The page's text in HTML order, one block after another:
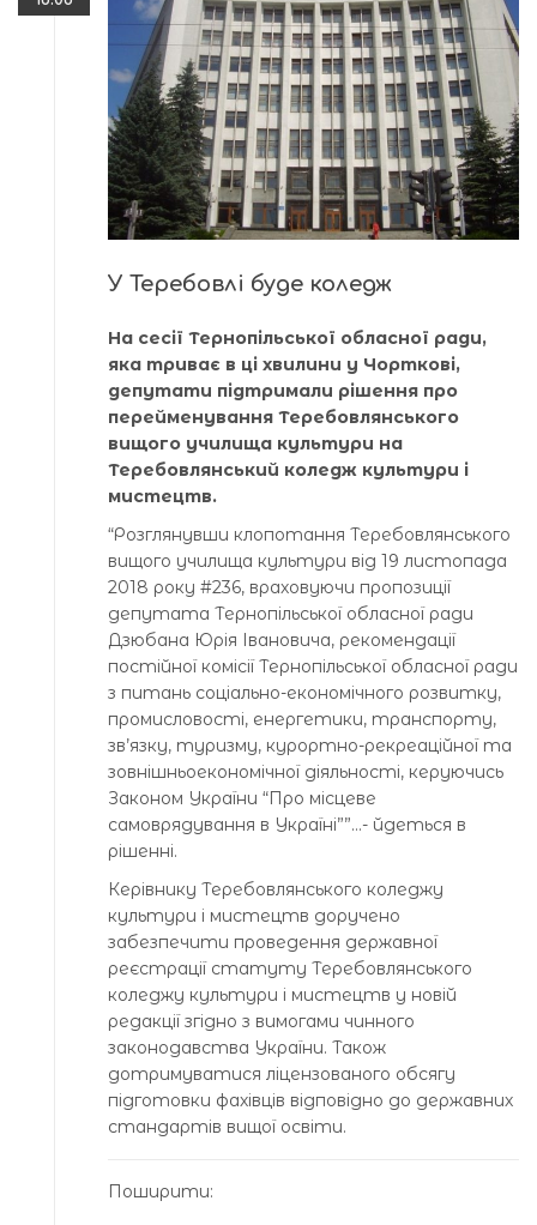
У Теребовлі буде коледж
На сесії Тернопільської обласної ради,
яка триває в ці хвилини у Чорткові,
депутати підтримали рішення про
перейменування Теребовлянського
вищого училища культури на
Теребовлянський коледж культури і
мистецтв.
“Розглянувши клопотання Теребовлянського
вищого училища культури від 19 листопада
2018 року #236, враховуючи пропозиції
депутата Тернопільської обласної ради
Дзюбана Юрія Івановича, рекомендації
постійної комісії Тернопільської обласної ради
з питань соціально-економічного розвитку,
промисловості, енергетики, транспорту,
зв’язку, туризму, курортно-рекреаційної та
зовнішньоекономічної діяльності, керуючись
Законом України “Про місцеве
самоврядування в Україні””…- йдеться в
рішенні.
Керівнику Теребовлянського коледжу
культури і мистецтв доручено
забезпечити проведення державної
реєстрації статуту Теребовлянського
коледжу культури і мистецтв у новій
редакції згідно з вимогами чинного
законодавства України. Також
дотримуватися ліцензованого обсягу
підготовки фахівців відповідно до державних
стандартів вищої освіти.
Поширити: